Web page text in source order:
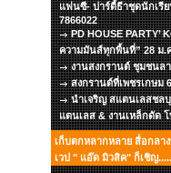
แฟนซี- ปาร์ตี้ธีาชุดนักเรี
7866022
PD HOUSE PARTY’
ความมันส์ทุกพื้นที่” 28 ม.
งานสงกรานต์ ชุมชนล
สงกรานต์ที่เพชรเกษม
นำเจริญ สแตนเลสชล
แตนเลส & งานเหล็กดัด โ
เก็บตกหลากหลาย สื่อกลา
เวป " แอ๊ด มิวสิค" ก็เชิญ.....